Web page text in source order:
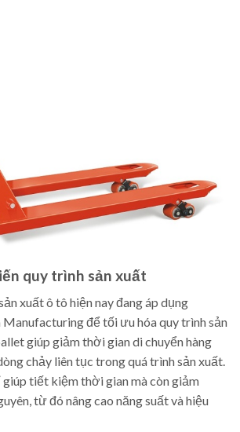
quy trình sản xuất
xuất ô tô hiện nay đang áp dụng
để tối ưu hóa quy trình sản
giúp giảm thời gian di chuyển hàng
chảy liên tục trong quá trình sản xuất.
giúp tiết kiệm thời gian mà còn giảm
từ đó nâng cao năng suất và hiệu